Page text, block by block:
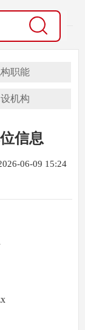
职能
机构
信息
06-09 15:24